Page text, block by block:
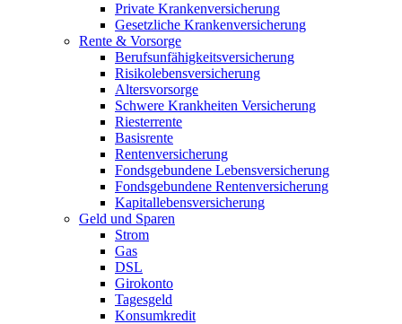
Private Krankenversicherung
Gesetzliche Krankenversicherung
Rente & Vorsorge
Berufs­unfähigkeitsversicherung
Risikolebensversicherung
Altersvorsorge
Schwere Krankheiten Versicherung
Riesterrente
Basisrente
Rentenversicherung
Fondsgebundene Lebensversicherung
Fondsgebundene Rentenversicherung
Kapitallebensversicherung
Geld und Sparen
Strom
Gas
DSL
Girokonto
Tagesgeld
Konsumkredit